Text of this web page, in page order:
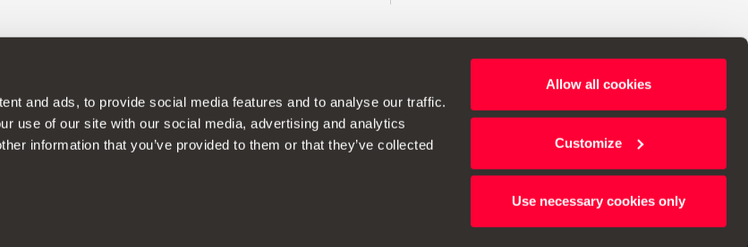
and ads, to provide social media features and to analyse our traffic.
use of our site with our social media, advertising and analytics
information that you’ve provided to them or that they’ve collected
Allow all cookies
Customize
Use necessary cookies only
di continuo sviluppo del prodotto e si riserva il diritto di apportare modifiche alle specifiche.